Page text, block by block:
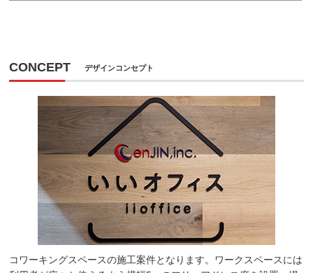
CONCEPT デザインコンセプト
コワーキングスペースの施工案件となります。ワークスペースには